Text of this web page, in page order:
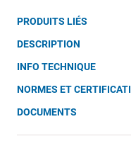
PRODUITS LIÉS
DESCRIPTION
INFO TECHNIQUE
NORMES ET
DOCUMENTS